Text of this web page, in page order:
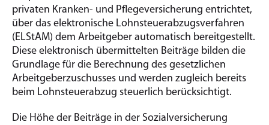
privaten Kranken- und Pflegeversicherung entrichtet,
über das elektronische Lohnsteuerabzugsverfahren
(ELStAM) dem Arbeitgeber automatisch bereitgestellt.
Diese elektronisch übermittelten Beiträge bilden die
Grundlage für die Berechnung des gesetzlichen
Arbeitgeberzuschusses und werden zugleich bereits
beim Lohnsteuerabzug steuerlich berücksichtigt.
Die Höhe der Beiträge in der Sozialversicherung